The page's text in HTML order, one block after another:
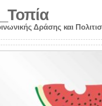
Δράσης και